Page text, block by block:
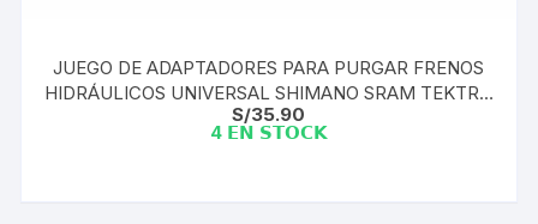
JUEGO DE ADAPTADORES PARA PURGAR FRENOS
HIDRÁULICOS UNIVERSAL SHIMANO SRAM TEKTRO
MAGURA
S/35.90
4 𝗘𝗡 𝗦𝗧𝗢𝗖𝗞